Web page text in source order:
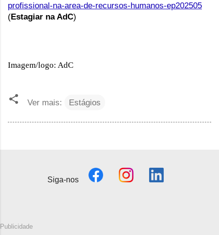
profissional-na-area-de-recursos-humanos-ep202505
(Estagiar na AdC)
Imagem/logo: AdC
Ver mais: Estágios
Siga-nos
Publicidade